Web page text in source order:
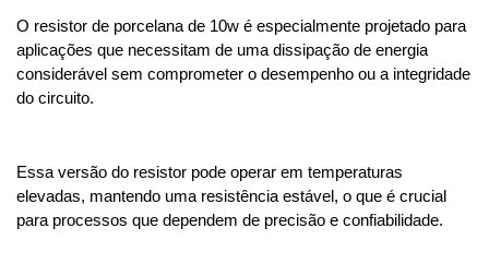
O resistor de porcelana de 10w é especialmente projetado para
aplicações que necessitam de uma dissipação de energia
considerável sem comprometer o desempenho ou a integridade
do circuito.
Essa versão do resistor pode operar em temperaturas
elevadas, mantendo uma resistência estável, o que é crucial
para processos que dependem de precisão e confiabilidade.